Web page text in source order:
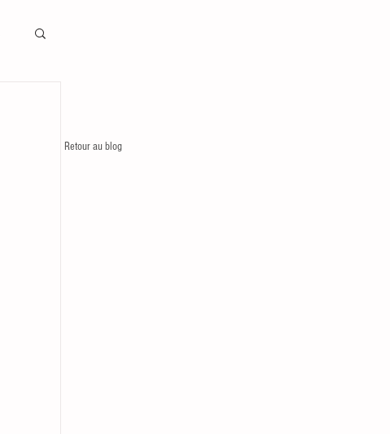
Retour au blog